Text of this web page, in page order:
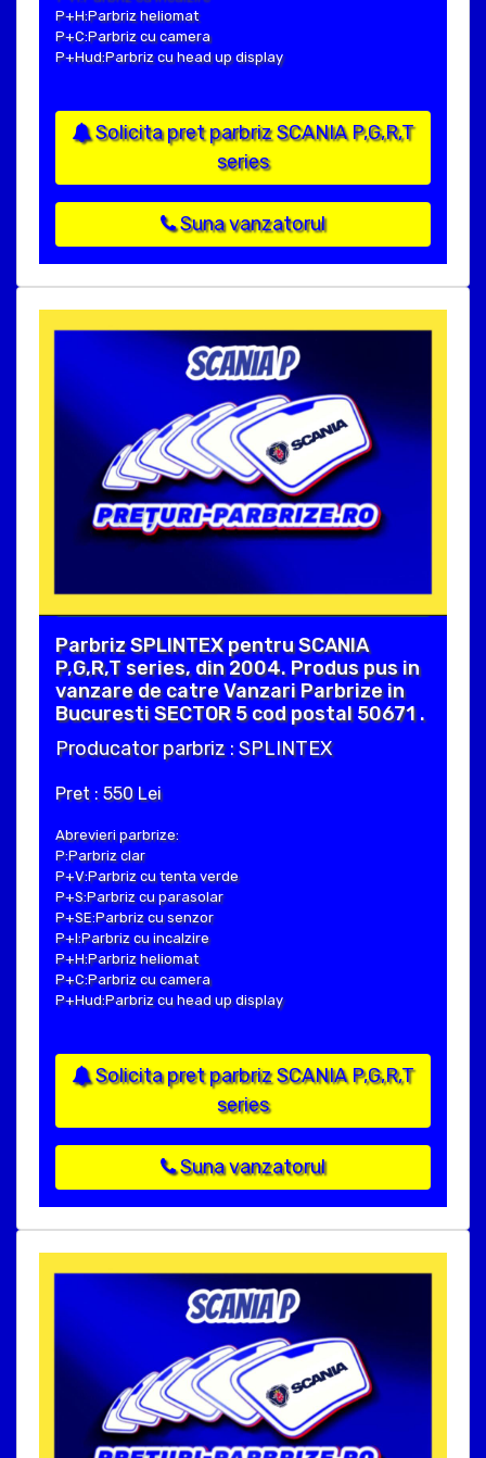
P+H:Parbriz heliomat
P+C:Parbriz cu camera
P+Hud:Parbriz cu head up display
Solicita pret parbriz SCANIA P,G,R,T
series
Suna vanzatorul
Parbriz SPLINTEX pentru SCANIA
P,G,R,T series, din 2004. Produs pus in
vanzare de catre Vanzari Parbrize in
Bucuresti SECTOR 5 cod postal 50671 .
Producator parbriz : SPLINTEX
Pret : 550 Lei
Abrevieri parbrize:
P:Parbriz clar
P+V:Parbriz cu tenta verde
P+S:Parbriz cu parasolar
P+SE:Parbriz cu senzor
P+I:Parbriz cu incalzire
P+H:Parbriz heliomat
P+C:Parbriz cu camera
P+Hud:Parbriz cu head up display
Solicita pret parbriz SCANIA P,G,R,T
series
Suna vanzatorul